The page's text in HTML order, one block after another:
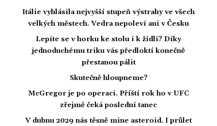
Itálie vyhlásila nejvyšší stupeň výstrahy ve všech
velkých městech. Vedra nepoleví ani v Česku
Lepíte se v horku ke stolu i k židli? Díky
jednoduchému triku vás předloktí konečně
přestanou pálit
Skutečně hloupneme?
McGregor je po operaci. Příští rok ho v UFC
zřejmě čeká poslední tanec
V dubnu 2029 nás těsně mine asteroid. I průlet